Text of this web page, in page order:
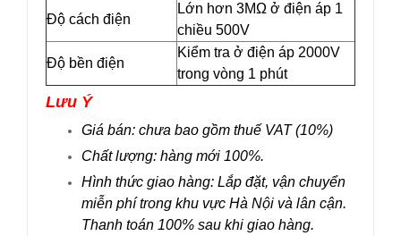
Độ cách điện
Lớn hơn 3MΩ ở điện áp 1
chiều 500V
Độ bền điện
Kiểm tra ở điện áp 2000V
trong vòng 1 phút
Lưu Ý
Giá bán: chưa bao gồm thuế VAT (10%)
Chất lượng: hàng mới 100%.
Hình thức giao hàng: Lắp đặt, vận chuyển
miễn phí trong khu vực Hà Nội và lân cận.
Thanh toán 100% sau khi giao hàng.